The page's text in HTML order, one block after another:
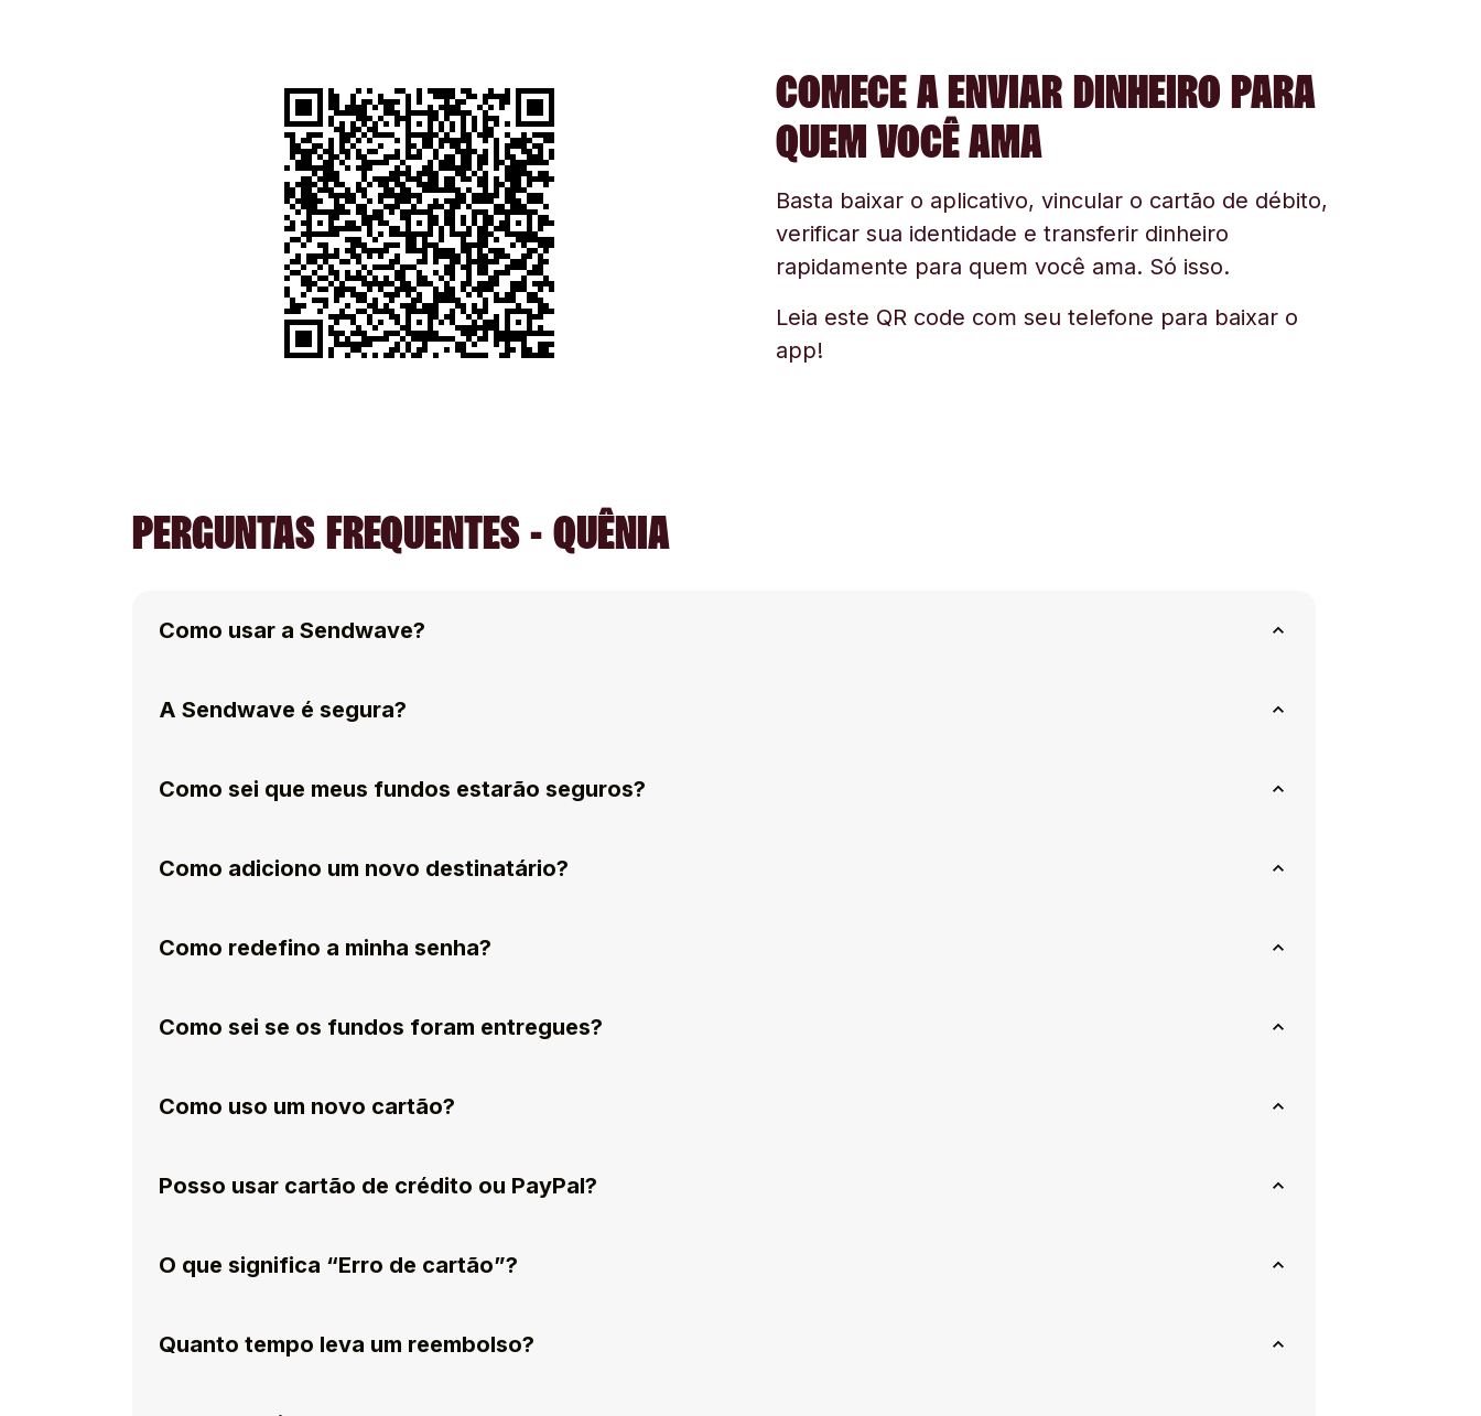
COMECE A ENVIAR DINHEIRO PARA
QUEM VOCÊ AMA
Basta baixar o aplicativo, vincular o cartão de débito,
verificar sua identidade e transferir dinheiro
rapidamente para quem você ama. Só isso.
Leia este QR code com seu telefone para baixar o
app!
PERGUNTAS FREQUENTES - QUÊNIA
Como usar a Sendwave?
A Sendwave é segura?
Como sei que meus fundos estarão seguros?
Como adiciono um novo destinatário?
Como redefino a minha senha?
Como sei se os fundos foram entregues?
Como uso um novo cartão?
Posso usar cartão de crédito ou PayPal?
O que significa “Erro de cartão”?
Quanto tempo leva um reembolso?